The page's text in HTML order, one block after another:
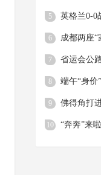
5
6
7
8
9
10